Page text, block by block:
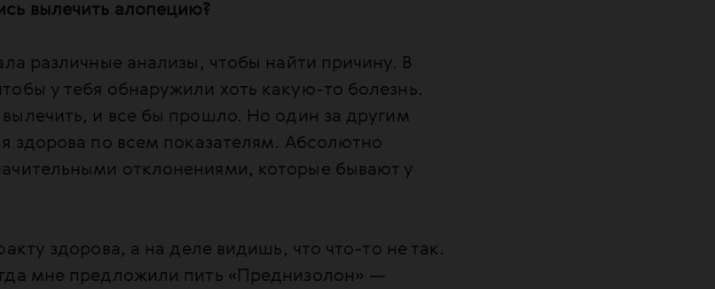
вылечить алопецию?
различные анализы, чтобы найти причину. В
у тебя обнаружили хоть какую-то болезнь.
и все бы прошло. Но один за другим
здорова по всем показателям. Абсолютно
отклонениями, которые бывают у
здорова, а на деле видишь, что что-то не так.
мне предложили пить «Преднизолон» —